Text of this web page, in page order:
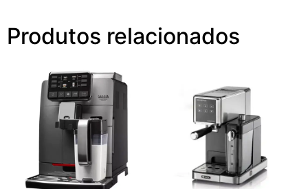
Produtos relacionados